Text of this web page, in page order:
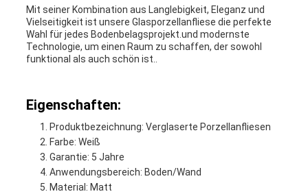
Mit seiner Kombination aus Langlebigkeit, Eleganz und
Vielseitigkeit ist unsere Glasporzellanfliese die perfekte
Wahl für jedes Bodenbelagsprojekt.und modernste
Technologie, um einen Raum zu schaffen, der sowohl
funktional als auch schön ist..
Eigenschaften:
Produktbezeichnung: Verglaserte Porzellanfliesen
Farbe: Weiß
Garantie: 5 Jahre
Anwendungsbereich: Boden/Wand
Material: Matt